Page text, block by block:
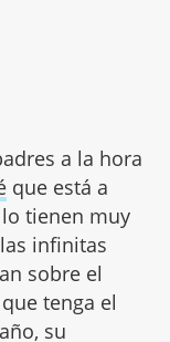
a la hora
que está a
tienen muy
infinitas
sobre el
tenga el
su